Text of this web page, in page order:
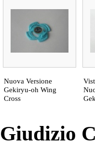
Nuova Versione
Gekiryu-oh Wing
Cross
Giudizio